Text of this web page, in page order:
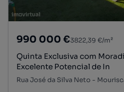
990 000 €3822,39 €/m²
Quinta Exclusiva com
Excelente Potencial de In